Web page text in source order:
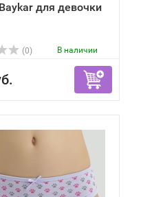
для девочки
(0)
В наличии